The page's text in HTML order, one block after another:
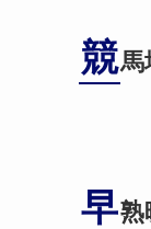
競馬
早熟